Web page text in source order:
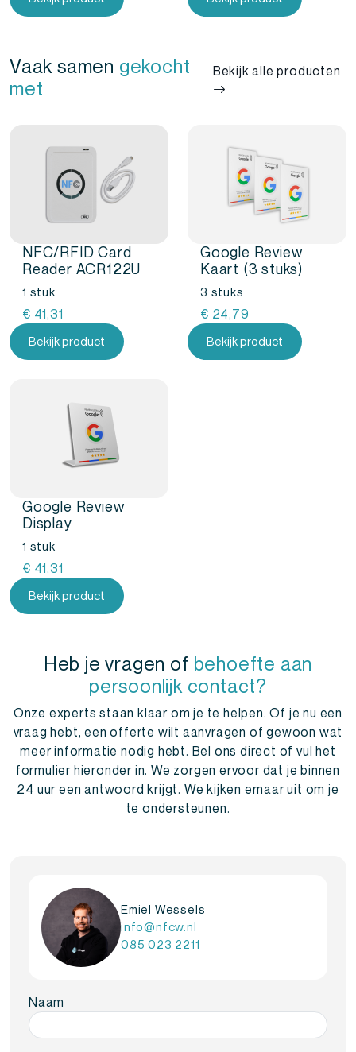
Vaak samen gekocht
met
Bekijk alle producten
NFC/RFID Card
Reader ACR122U
1 stuk
€ 41,31
Bekijk product
Google Review
Kaart (3 stuks)
3 stuks
€ 24,79
Bekijk product
Google Review
Display
1 stuk
€ 41,31
Bekijk product
Heb je vragen of behoefte aan
persoonlijk contact?
Onze experts staan klaar om je te helpen. Of je nu een
vraag hebt, een offerte wilt aanvragen of gewoon wat
meer informatie nodig hebt. Bel ons direct of vul het
formulier hieronder in. We zorgen ervoor dat je binnen
24 uur een antwoord krijgt. We kijken ernaar uit om je
te ondersteunen.
Emiel Wessels
info@nfcw.nl
085 023 2211
Naam